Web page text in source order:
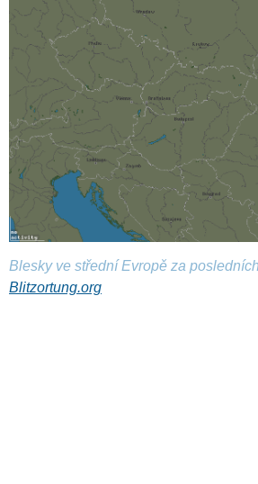
Blesky ve střední Evropě za
Blitzortung.org